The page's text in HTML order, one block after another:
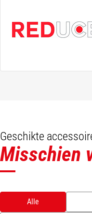
Geschikte
Misschien
Alle